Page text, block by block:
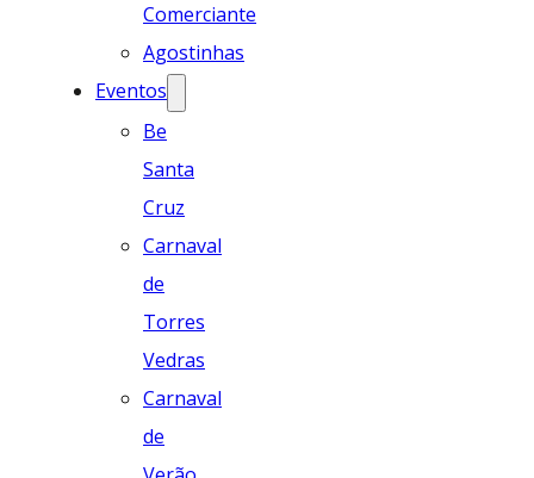
Comerciante
Agostinhas
Eventos
Be
Santa
Cruz
Carnaval
de
Torres
Vedras
Carnaval
de